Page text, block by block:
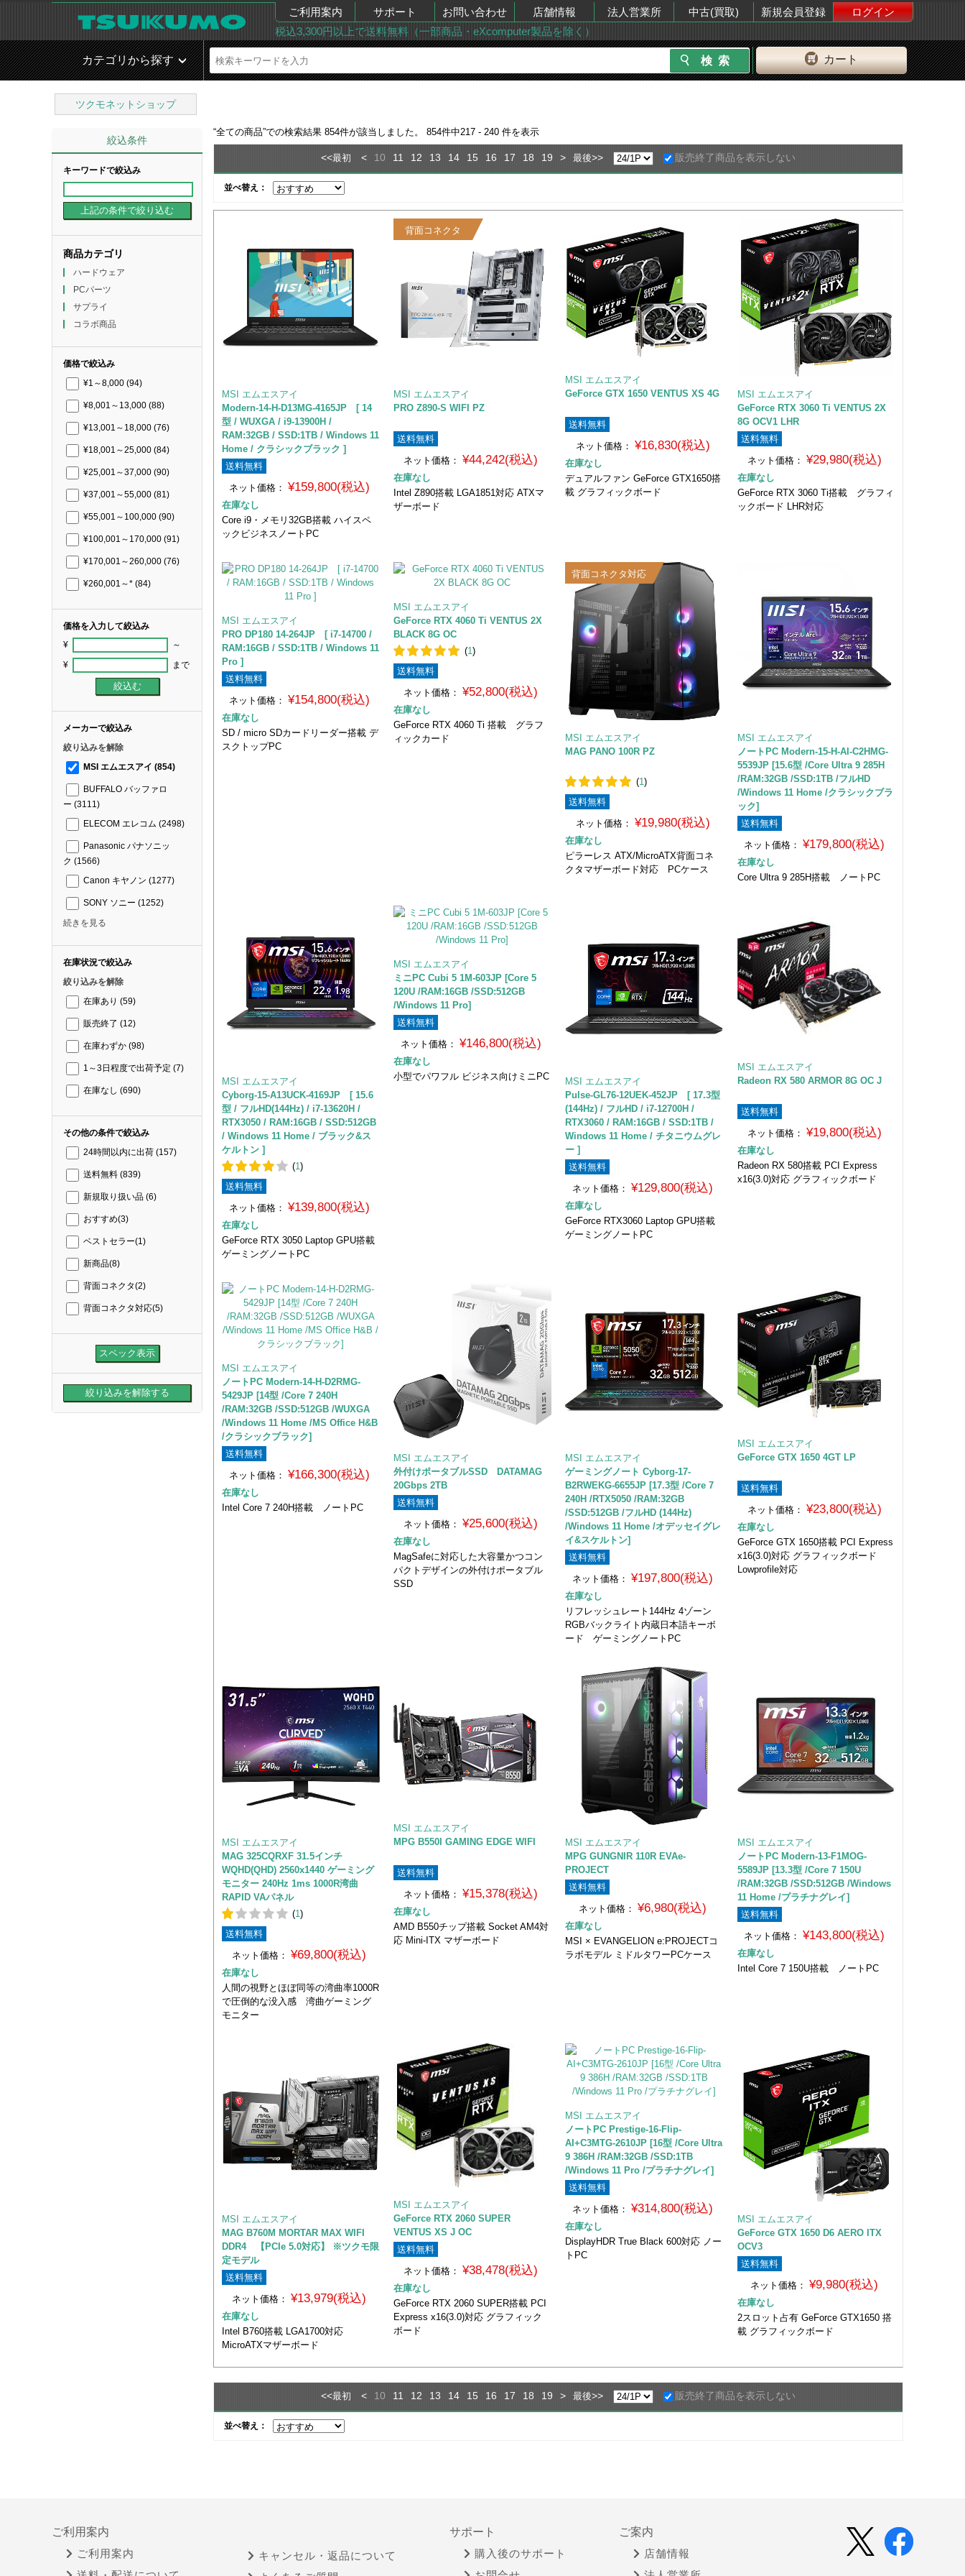
ご利用案内 サポート お問い合わせ 店舗情報 法人営業所 中古(買取) 新規会員登録
ログイン
税込3,300円以上で送料無料（一部商品・eXcomputer製品を除く）
カート
カテゴリから探す
ツクモネットショップ
絞込条件
キーワードで絞込み
商品カテゴリ
ハードウェア
PCパーツ
サプライ
コラボ商品
価格で絞込み
¥1～8,000 (94)
¥8,001～13,000 (88)
¥13,001～18,000 (76)
¥18,001～25,000 (84)
¥25,001～37,000 (90)
¥37,001～55,000 (81)
¥55,001～100,000 (90)
¥100,001～170,000 (91)
¥170,001～260,000 (76)
¥260,001～* (84)
価格を入力して絞込み
¥ ～
¥ まで
メーカーで絞込み
絞り込みを解除
MSI エムエスアイ (854)
BUFFALO バッファロ
ー (3111)
ELECOM エレコム (2498)
Panasonic パナソニッ
ク (1566)
Canon キヤノン (1277)
SONY ソニー (1252)
続きを見る
在庫状況で絞込み
絞り込みを解除
在庫あり (59)
販売終了 (12)
在庫わずか (98)
1～3日程度で出荷予定 (7)
在庫なし (690)
その他の条件で絞込み
24時間以内に出荷 (157)
送料無料 (839)
新規取り扱い品 (6)
おすすめ(3)
ベストセラー(1)
新商品(8)
背面コネクタ(2)
背面コネクタ対応(5)
“全ての商品”での検索結果 854件が該当しました。 854件中217 - 240 件を表示
<<最初 < 10 11 12 13 14 15 16 17 18 19 > 最後>> 販売終了商品を表示しない
並べ替え：
MSI エムエスアイ
Modern-14-H-D13MG-4165JP [ 14
型 / WUXGA / i9-13900H /
RAM:32GB / SSD:1TB / Windows 11
Home / クラシックブラック ]
送料無料
ネット価格： ¥159,800(税込)
在庫なし
Core i9・メモリ32GB搭載 ハイスペ
ックビジネスノートPC
背面コネクタ
MSI エムエスアイ
PRO Z890-S WIFI PZ
送料無料
ネット価格：
¥44,242(税込)
在庫なし
Intel Z890搭載 LGA1851対応 ATXマ
ザーボード
MSI エムエスアイ
GeForce GTX 1650 VENTUS XS 4G
送料無料
ネット価格： ¥16,830(税込)
在庫なし
デュアルファン GeForce GTX1650搭
載 グラフィックボード
MSI エムエスアイ
GeForce RTX 3060 Ti VENTUS 2X
8G OCV1 LHR
送料無料
ネット価格： ¥29,980(税込)
在庫なし
GeForce RTX 3060 Ti搭載 グラフィ
ックボード LHR対応
MSI エムエスアイ
PRO DP180 14-264JP [ i7-14700 /
RAM:16GB / SSD:1TB / Windows 11
Pro ]
送料無料
ネット価格： ¥154,800(税込)
在庫なし
SD / micro SDカードリーダー搭載 デ
スクトップPC
MSI エムエスアイ
GeForce RTX 4060 Ti VENTUS 2X
BLACK 8G OC
(1 )
送料無料
ネット価格：
¥52,800(税込)
在庫なし
GeForce RTX 4060 Ti 搭載 グラフ
ィックカード
背面コネクタ対応
MSI エムエスアイ
MAG PANO 100R PZ
(1 )
送料無料
ネット価格： ¥19,980(税込)
在庫なし
ピラーレス ATX/MicroATX背面コネ
クタマザーボード対応 PCケース
MSI エムエスアイ
ノートPC Modern-15-H-AI-C2HMG-
5539JP [15.6型 /Core Ultra 9 285H
/RAM:32GB /SSD:1TB /フルHD
/Windows 11 Home /クラシックブラ
ック]
送料無料
ネット価格：
¥179,800(税込)
在庫なし
Core Ultra 9 285H搭載 ノートPC
MSI エムエスアイ
Cyborg-15-A13UCK-4169JP [ 15.6
型 / フルHD(144Hz) / i7-13620H /
RTX3050 / RAM:16GB / SSD:512GB
/ Windows 11 Home / ブラック&ス
ケルトン ]
(1)
送料無料
ネット価格： ¥139,800(税込)
在庫なし
GeForce RTX 3050 Laptop GPU搭載
ゲーミングノートPC
MSI エムエスアイ
ミニPC Cubi 5 1M-603JP [Core 5
120U /RAM:16GB /SSD:512GB
/Windows 11 Pro]
送料無料
ネット価格： ¥146,800(税込)
在庫なし
小型でパワフル ビジネス向けミニPC
MSI エムエスアイ
Pulse-GL76-12UEK-452JP [ 17.3型
(144Hz) / フルHD / i7-12700H /
RTX3060 / RAM:16GB / SSD:1TB /
Windows 11 Home / チタニウムグレ
ー ]
送料無料
ネット価格：
¥129,800(税込)
在庫なし
GeForce RTX3060 Laptop GPU搭載
ゲーミングノートPC
MSI エムエスアイ
Radeon RX 580 ARMOR 8G OC J
送料無料
ネット価格： ¥19,800(税込)
在庫なし
Radeon RX 580搭載 PCI Express
x16(3.0)対応 グラフィックボード
MSI エムエスアイ
ノートPC Modern-14-H-D2RMG-
5429JP [14型 /Core 7 240H
/RAM:32GB /SSD:512GB /WUXGA
/Windows 11 Home /MS Office H&B
/クラシックブラック]
送料無料
ネット価格： ¥166,300(税込)
在庫なし
Intel Core 7 240H搭載 ノートPC
MSI エムエスアイ
外付けポータブルSSD DATAMAG
20Gbps 2TB
送料無料
ネット価格：
¥25,600(税込)
在庫なし
MagSafeに対応した大容量かつコン
パクトデザインの外付けポータブル
SSD
MSI エムエスアイ
ゲーミングノート Cyborg-17-
B2RWEKG-6655JP [17.3型 /Core 7
240H /RTX5050 /RAM:32GB
/SSD:512GB /フルHD (144Hz)
/Windows 11 Home /オデッセイグレ
イ&スケルトン]
送料無料
ネット価格：
¥197,800(税込)
在庫なし
リフレッシュレート144Hz 4ゾーン
RGBバックライト内蔵日本語キーボ
ード ゲーミングノートPC
MSI エムエスアイ
GeForce GTX 1650 4GT LP
送料無料
ネット価格： ¥23,800(税込)
在庫なし
GeForce GTX 1650搭載 PCI Express
x16(3.0)対応 グラフィックボード
Lowprofile対応
MSI エムエスアイ
MAG 325CQRXF 31.5インチ
WQHD(QHD) 2560x1440 ゲーミング
モニター 240Hz 1ms 1000R湾曲
RAPID VAパネル
(1)
送料無料
ネット価格：
¥69,800(税込)
在庫なし
人間の視野とほぼ同等の湾曲率1000R
で圧倒的な没入感 湾曲ゲーミング
モニター
MSI エムエスアイ
MPG B550I GAMING EDGE WIFI
送料無料
ネット価格：
¥15,378(税込)
在庫なし
AMD B550チップ搭載 Socket AM4対
応 Mini-ITX マザーボード
MSI エムエスアイ
MPG GUNGNIR 110R EVAe-
PROJECT
送料無料
ネット価格：
¥6,980(税込)
在庫なし
MSI × EVANGELION e:PROJECTコ
ラボモデル ミドルタワーPCケース
MSI エムエスアイ
ノートPC Modern-13-F1MOG-
5589JP [13.3型 /Core 7 150U
/RAM:32GB /SSD:512GB /Windows
11 Home /プラチナグレイ]
送料無料
ネット価格：
¥143,800(税込)
在庫なし
Intel Core 7 150U搭載 ノートPC
MSI エムエスアイ
MAG B760M MORTAR MAX WIFI
DDR4 【PCIe 5.0対応】 ※ツクモ限
定モデル
送料無料
ネット価格：
¥13,979(税込)
在庫なし
Intel B760搭載 LGA1700対応
MicroATXマザーボード
MSI エムエスアイ
GeForce RTX 2060 SUPER
VENTUS XS J OC
送料無料
ネット価格：
¥38,478(税込)
在庫なし
GeForce RTX 2060 SUPER搭載 PCI
Express x16(3.0)対応 グラフィック
ボード
MSI エムエスアイ
ノートPC Prestige-16-Flip-
AI+C3MTG-2610JP [16型 /Core Ultra
9 386H /RAM:32GB /SSD:1TB
/Windows 11 Pro /プラチナグレイ]
送料無料
ネット価格：
¥314,800(税込)
在庫なし
DisplayHDR True Black 600対応 ノー
トPC
MSI エムエスアイ
GeForce GTX 1650 D6 AERO ITX
OCV3
送料無料
ネット価格：
¥9,980(税込)
在庫なし
2スロット占有 GeForce GTX1650 搭
載 グラフィックボード
<<最初 < 10 11 12 13 14 15 16 17 18 19 > 最後>> 販売終了商品を表示しない
並べ替え：
ご利用案内
ご利用案内
キャンセル・返品について
サポート
購入後のサポート
ご案内
店舗情報